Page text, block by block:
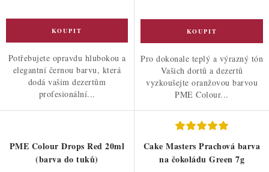
Potřebujete opravdu hlubokou a
elegantní černou barvu, která
dodá vašim dezertům
profesionální...
Pro dokonale teplý a výrazný tón
Vašich dortů a dezertů
vyzkoušejte oranžovou barvou
PME Colour...
PME Colour Drops Red 20ml
(barva do tuků)
Cake Masters Prachová barva
na čokoládu Green 7g